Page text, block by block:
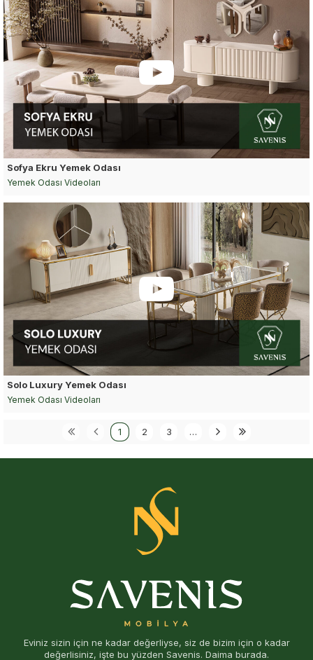
Sofya Ekru Yemek Odası
Yemek Odası Videoları
Solo Luxury Yemek Odası
Yemek Odası Videoları
1 2 3 …
Eviniz sizin için ne kadar değerliyse, siz de bizim için o kadar
değerlisiniz, işte bu yüzden Savenis. Daima burada.